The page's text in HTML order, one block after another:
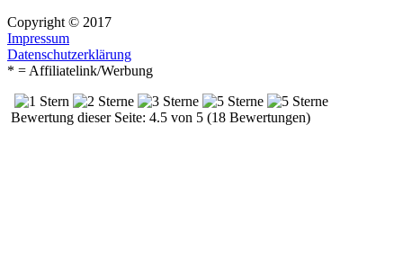
Copyright © 2017
Impressum
Datenschutzerklärung
* = Affiliatelink/Werbung
Bewertung dieser Seite: 4.5 von 5 (18 Bewertungen)